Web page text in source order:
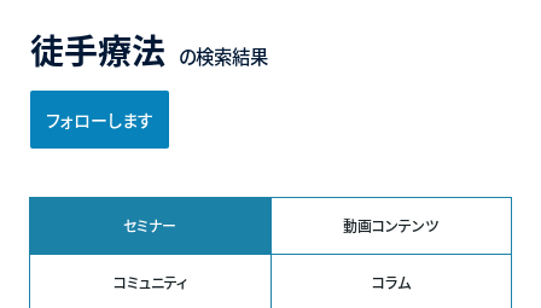
徒手療法 の検索結果
フォローします
セミナー 動画コンテンツ
コミュニティ コラム